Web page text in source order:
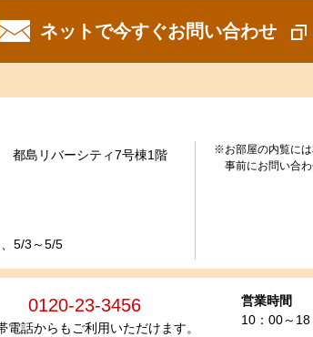
ネットで今すぐお問い合わせ
都島リバーシティ7号棟1階
5/3～5/5
※お部屋の内覧には
事前にお問い合
0120-23-3456
電話からもご利用いただけます。
営業時間
10：00～